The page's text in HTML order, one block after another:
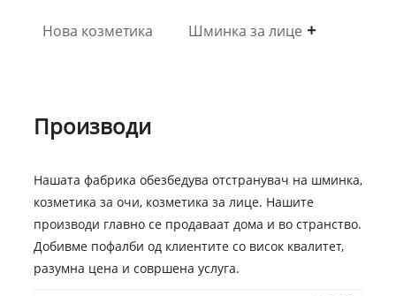
Нова козметика Шминка за лице
Производи
Нашата фабрика обезбедува отстранувач на шминка,
козметика за очи, козметика за лице. Нашите
производи главно се продаваат дома и во странство.
Добивме пофалби од клиентите со висок квалитет,
разумна цена и совршена услуга.